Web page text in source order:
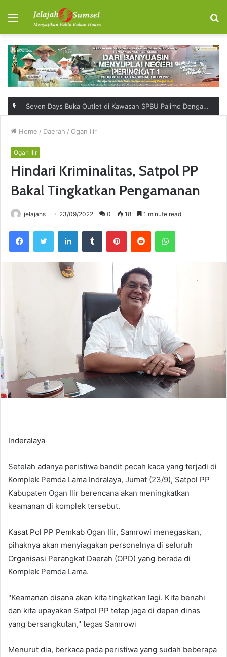
Menu
Seven Days Buka Outlet di Kawasan SPBU Palimo Dengan Konsep One Stop Hangout Destination
Home / Daerah / Ogan Ilir
Ogan Ilir
Hindari Kriminalitas, Satpol PP
Bakal Tingkatkan Pengamanan
jelajahs 23/09/2022 0 18 1 minute read
Inderalaya
Setelah adanya peristiwa bandit pecah kaca yang terjadi di
Komplek Pemda Lama Indralaya, Jumat (23/9), Satpol PP
Kabupaten Ogan Ilir berencana akan meningkatkan
keamanan di komplek tersebut.
Kasat Pol PP Pemkab Ogan Ilir, Samrowi menegaskan,
pihaknya akan menyiagakan personelnya di seluruh
Organisasi Perangkat Daerah (OPD) yang berada di
Komplek Pemda Lama.
"Keamanan disana akan kita tingkatkan lagi. Kita benahi
dan kita upayakan Satpol PP tetap jaga di depan dinas
yang bersangkutan," tegas Samrowi
Menurut dia, berkaca pada peristiwa yang sudah beberapa